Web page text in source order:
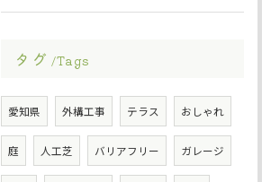
タグ Tags
愛知県 外構工事 テラス おしゃれ
庭 人工芝 バリアフリー ガレージ